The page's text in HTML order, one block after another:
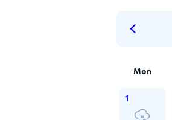
Mon
1